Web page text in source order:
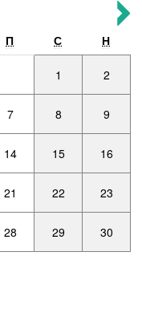
П С Н
1 2
7 8 9
14 15 16
21 22 23
28 29 30